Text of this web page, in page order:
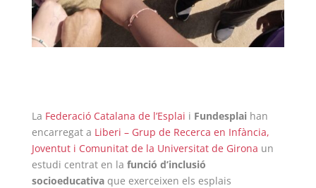
La Federació Catalana de l’Esplai i Fundesplai han
encarregat a Liberi – Grup de Recerca en Infància,
Joventut i Comunitat de la Universitat de Girona un
estudi centrat en la funció d’inclusió
socioeducativaque exerceixen els esplais
SUPORT TERCER SECTOR
CONEIX FUNDESPLAI